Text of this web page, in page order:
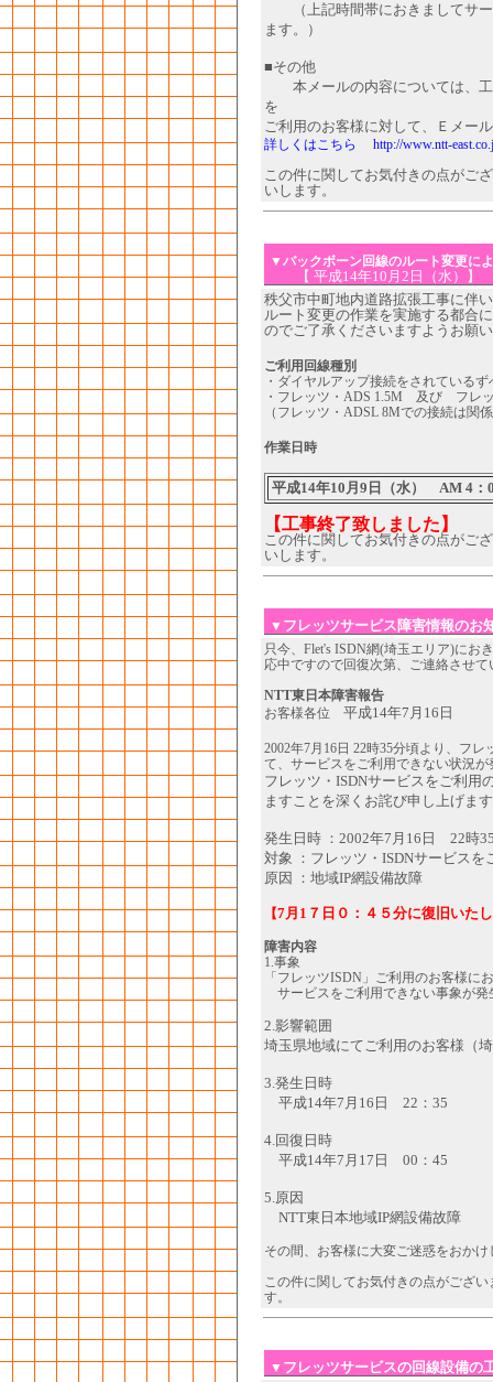
（上記時間帯におきましてサー
ます。）
■その他
本メールの内容については、工
を
ご利用のお客様に対して、Ｅメー
詳しくはこちら http://www.ntt-
この件に関してお気付きの点がご
いします。
▼バックボーン回線のルート変更に
【 平成14年10月2日（水）】
秩父市中町地内道路拡張工事に伴
ルート変更の作業を実施する都合
のでご了承くださいますようお願
ご利用回線種別
・ダイヤルアップ接続をされている
・フレッツ・ADS 1.5M 及び フレ
（フレッツ・ADSL 8Mでの接続は関
作業日時
平成14年10月9日（水） AM
【工事終了致しました】
この件に関してお気付きの点がご
いします。
▼ フレッツサービス障害情報のお
只今、Flet's ISDN網(埼玉エリア)にお
応中ですので回復次第、ご連絡させ
NTT東日本障害報告
お客様各位 平成14年7月16日
2002年7月16日 22時35分頃より、フ
て、サービスをご利用できない状況
フレッツ・ISDNサービスをご利用
ますことを深くお詫び申し上げま
発生日時 ：2002年7月16日 22時
対象 ：フレッツ・ISDNサービスを
原因 ：地域IP網設備故障
【7月1７日０：４５分に復旧いた
障害内容
1.事象
「フレッツISDN」ご利用のお客様に
サービスをご利用できない事象が発
2.影響範囲
埼玉県地域にてご利用のお客様（
3.発生日時
平成14年7月16日 22：35
4.回復日時
平成14年7月17日 00：45
5.原因
NTT東日本地域IP網設備故障
その間、お客様に大変ご迷惑をおか
この件に関してお気付きの点がござい
す。
▼ フレッツサービスの回線設備の